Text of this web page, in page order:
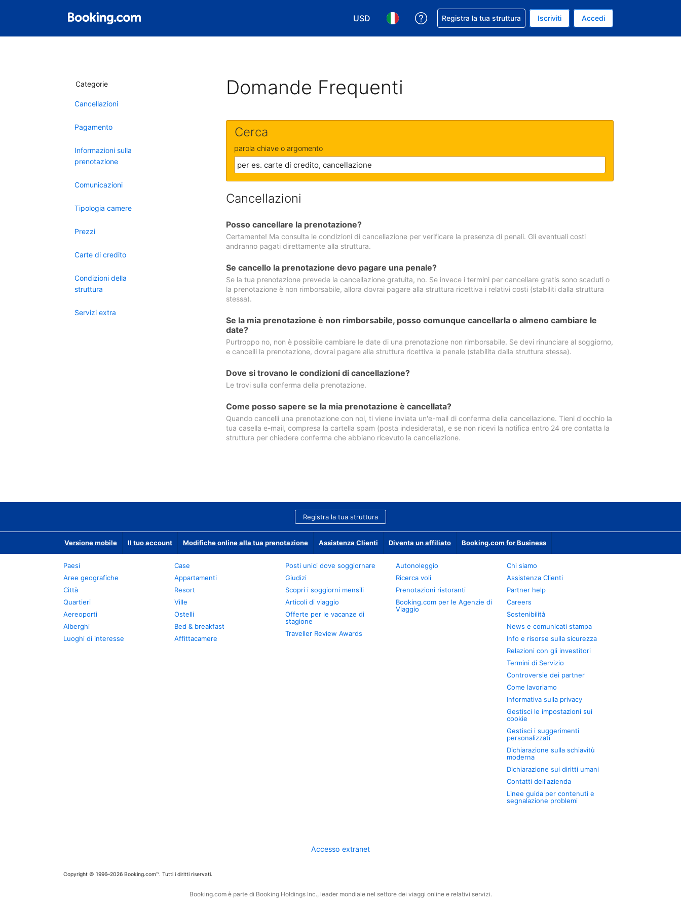
USD
Scegli la tua valuta. Valuta attuale: Dollaro statunitense
Scegli la tua lingua. Lingua attuale: Italiano
Ricevi aiuto con la prenotazione
Registra la tua struttura Iscriviti Accedi
Categorie
Cancellazioni
Pagamento
Informazioni sulla
prenotazione
Comunicazioni
Tipologia camere
Prezzi
Carte di credito
Condizioni della
struttura
Servizi extra
Domande Frequenti
Cerca
parola chiave o argomento
Cancellazioni
Posso cancellare la prenotazione?
Certamente! Ma consulta le condizioni di cancellazione per verificare la presenza di penali. Gli eventuali costi
andranno pagati direttamente alla struttura.
Se cancello la prenotazione devo pagare una penale?
Se la tua prenotazione prevede la cancellazione gratuita, no. Se invece i termini per cancellare gratis sono scaduti o
la prenotazione è non rimborsabile, allora dovrai pagare alla struttura ricettiva i relativi costi (stabiliti dalla struttura
stessa).
Se la mia prenotazione è non rimborsabile, posso comunque cancellarla o almeno cambiare le
date?
Purtroppo no, non è possibile cambiare le date di una prenotazione non rimborsabile. Se devi rinunciare al soggiorno,
e cancelli la prenotazione, dovrai pagare alla struttura ricettiva la penale (stabilita dalla struttura stessa).
Dove si trovano le condizioni di cancellazione?
Le trovi sulla conferma della prenotazione.
Come posso sapere se la mia prenotazione è cancellata?
Quando cancelli una prenotazione con noi, ti viene inviata un'e-mail di conferma della cancellazione. Tieni d'occhio la
tua casella e-mail, compresa la cartella spam (posta indesiderata), e se non ricevi la notifica entro 24 ore contatta la
struttura per chiedere conferma che abbiano ricevuto la cancellazione.
Registra la tua struttura
Versione mobile Il tuo account Modifiche online alla tua prenotazione Assistenza Clienti Diventa un affiliato Booking.com for Business
Paesi
Aree geografiche
Città
Quartieri
Aereoporti
Alberghi
Luoghi di interesse
Case
Appartamenti
Resort
Ville
Ostelli
Bed & breakfast
Affittacamere
Posti unici dove soggiornare
Giudizi
Scopri i soggiorni mensili
Articoli di viaggio
Offerte per le vacanze di
stagione
Traveller Review Awards
Autonoleggio
Ricerca voli
Prenotazioni ristoranti
Booking.com per le Agenzie di
Viaggio
Chi siamo
Assistenza Clienti
Partner help
Careers
Sostenibilità
News e comunicati stampa
Info e risorse sulla sicurezza
Relazioni con gli investitori
Termini di Servizio
Controversie dei partner
Come lavoriamo
Informativa sulla privacy
Gestisci le impostazioni sui
cookie
Gestisci i suggerimenti
personalizzati
Dichiarazione sulla schiavitù
moderna
Dichiarazione sui diritti umani
Contatti dell'azienda
Linee guida per contenuti e
segnalazione problemi
Accesso extranet
Copyright © 1996–2026 Booking.com™. Tutti i diritti riservati.
Booking.com è parte di Booking Holdings Inc., leader mondiale nel settore dei viaggi online e relativi servizi.